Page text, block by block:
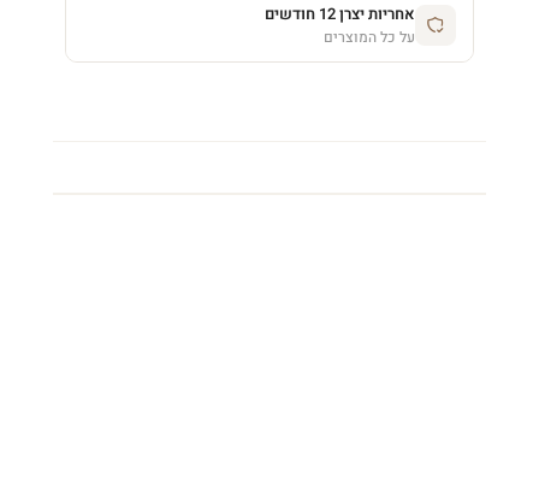
אחריות יצרן 12 חודשים
על כל המוצרים